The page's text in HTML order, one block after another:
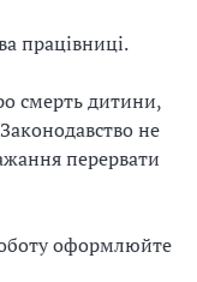
працівниці.
смерть дитини,
не
перервати
оформлюйте